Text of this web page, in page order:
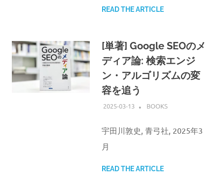
READ THE ARTICLE
[単著] Google SEOのメ
ディア論: 検索エンジ
ン・アルゴリズムの変
容を追う
2025-03-13 ATSUSHI UDAGAWA
BOOKS
宇田川敦史, 青弓社, 2025年3
月
READ THE ARTICLE